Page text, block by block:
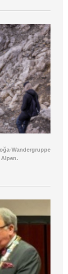
Wandergruppe
Alpen.